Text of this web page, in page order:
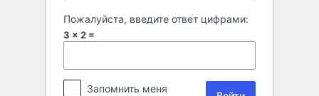
Пожалуйста, введите ответ цифрами:
3 × 2 =
Запомнить меня